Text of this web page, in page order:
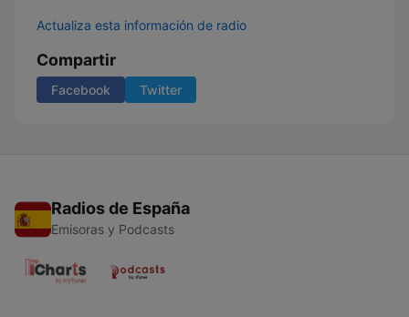
Actualiza esta información de radio
Compartir
Facebook Twitter
Radios de España
Emisoras y Podcasts